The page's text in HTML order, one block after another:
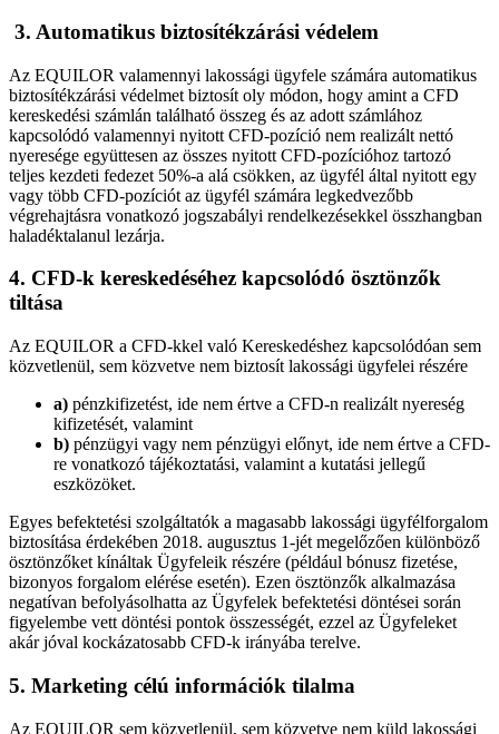
3. Automatikus biztosítékzárási védelem
Az EQUILOR valamennyi lakossági ügyfele számára automatikus
biztosítékzárási védelmet biztosít oly módon, hogy amint a CFD
kereskedési számlán található összeg és az adott számlához
kapcsolódó valamennyi nyitott CFD-pozíció nem realizált nettó
nyeresége együttesen az összes nyitott CFD-pozícióhoz tartozó
teljes kezdeti fedezet 50%-a alá csökken, az ügyfél által nyitott egy
vagy több CFD-pozíciót az ügyfél számára legkedvezőbb
végrehajtásra vonatkozó jogszabályi rendelkezésekkel összhangban
haladéktalanul lezárja.
4. CFD-k kereskedéséhez kapcsolódó ösztönzők
tiltása
Az EQUILOR a CFD-kkel való Kereskedéshez kapcsolódóan sem
közvetlenül, sem közvetve nem biztosít lakossági ügyfelei részére
a) pénzkifizetést, ide nem értve a CFD-n realizált nyereség
kifizetését, valamint
b) pénzügyi vagy nem pénzügyi előnyt, ide nem értve a CFD-
re vonatkozó tájékoztatási, valamint a kutatási jellegű
eszközöket.
Egyes befektetési szolgáltatók a magasabb lakossági ügyfélforgalom
biztosítása érdekében 2018. augusztus 1-jét megelőzően különböző
ösztönzőket kínáltak Ügyfeleik részére (például bónusz fizetése,
bizonyos forgalom elérése esetén). Ezen ösztönzők alkalmazása
negatívan befolyásolhatta az Ügyfelek befektetési döntései során
figyelembe vett döntési pontok összességét, ezzel az Ügyfeleket
akár jóval kockázatosabb CFD-k irányába terelve.
5. Marketing célú információk tilalma
Az EQUILOR sem közvetlenül, sem közvetve nem küld lakossági